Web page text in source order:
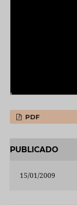
PDF
PUBLICADO
15/01/2009